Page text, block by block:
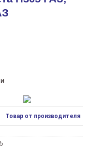
Товар от производителя